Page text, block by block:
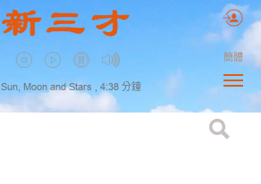
Sun, Moon and Stars , 4:38 分鐘
簡體